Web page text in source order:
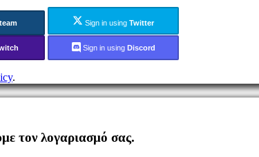
Sign in using Twitter
Sign in using Discord
.
τον λογαριασμό σας.